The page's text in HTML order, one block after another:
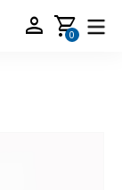
person shopping_cart
0